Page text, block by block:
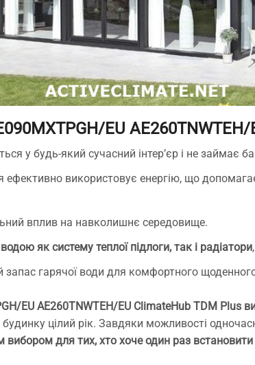
EU
у будь-який сучасний інтер’єр і не займає
ефективно використовує енергію, що
вплив на навколишнє середовище.
як систему теплої підлоги, так і радіатори
запас гарячої води для комфортного
EU AE260TNWTEH/EU ClimateHub TDM Plus
цілий рік. Завдяки можливості
вибором для тих, хто хоче один раз